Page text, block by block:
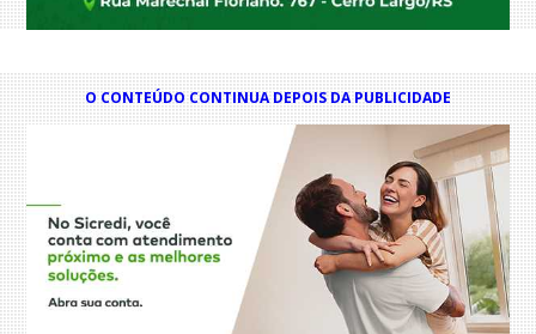
O CONTEÚDO CONTINUA DEPOIS DA PUBLICIDADE